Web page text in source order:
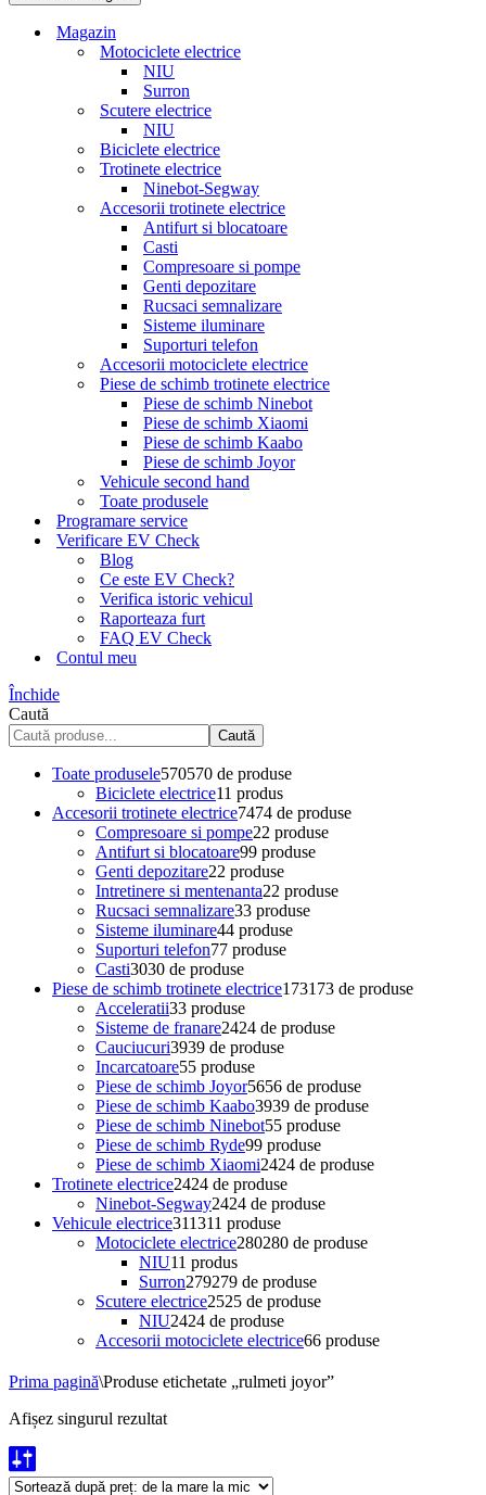
Magazin
Motociclete electrice
NIU
Surron
Scutere electrice
NIU
Biciclete electrice
Trotinete electrice
Ninebot-Segway
Accesorii trotinete electrice
Antifurt si blocatoare
Casti
Compresoare si pompe
Genti depozitare
Rucsaci semnalizare
Sisteme iluminare
Suporturi telefon
Accesorii motociclete electrice
Piese de schimb trotinete electrice
Piese de schimb Ninebot
Piese de schimb Xiaomi
Piese de schimb Kaabo
Piese de schimb Joyor
Vehicule second hand
Toate produsele
Programare service
Verificare EV Check
Blog
Ce este EV Check?
Verifica istoric vehicul
Raporteaza furt
FAQ EV Check
Contul meu
Închide
Caută
Caută
Toate produsele570570 de produse
Biciclete electrice11 produs
Accesorii trotinete electrice7474 de produse
Compresoare si pompe22 produse
Antifurt si blocatoare99 produse
Genti depozitare22 produse
Intretinere si mentenanta22 produse
Rucsaci semnalizare33 produse
Sisteme iluminare44 produse
Suporturi telefon77 produse
Casti3030 de produse
Piese de schimb trotinete electrice173173 de produse
Acceleratii33 produse
Sisteme de franare2424 de produse
Cauciucuri3939 de produse
Incarcatoare55 produse
Piese de schimb Joyor5656 de produse
Piese de schimb Kaabo3939 de produse
Piese de schimb Ninebot55 produse
Piese de schimb Ryde99 produse
Piese de schimb Xiaomi2424 de produse
Trotinete electrice2424 de produse
Ninebot-Segway2424 de produse
Vehicule electrice311311 produse
Motociclete electrice280280 de produse
NIU11 produs
Surron279279 de produse
Scutere electrice2525 de produse
NIU2424 de produse
Accesorii motociclete electrice66 produse
Prima pagină\Produse etichetate „rulmeti joyor”
Afișez singurul rezultat